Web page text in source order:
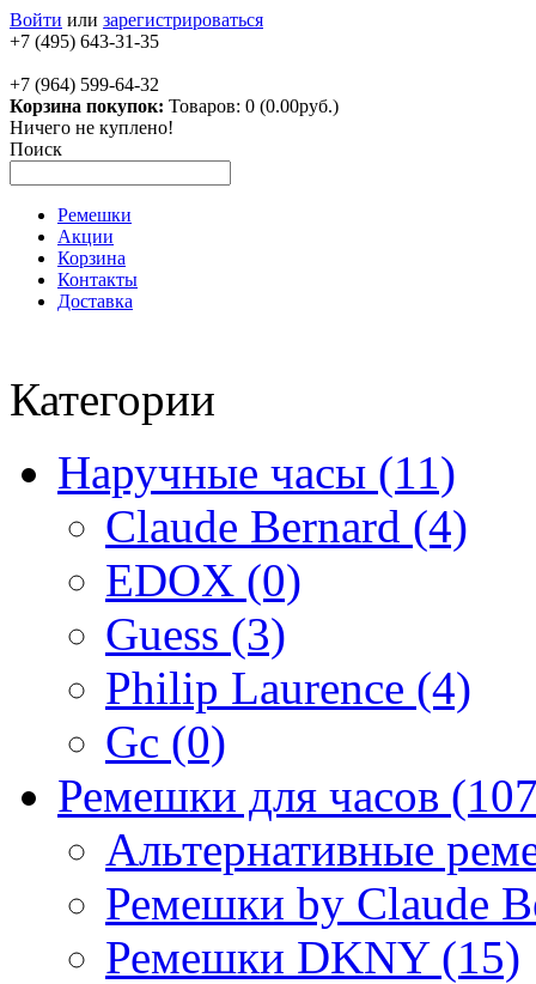
Войти или зарегистрироваться
+7 (495) 643-31-35
+7 (964) 599-64-32
Корзина покупок: Товаров: 0 (0.00руб.)
Ничего не куплено!
Поиск
Ремешки
Акции
Корзина
Контакты
Доставка
Категории
Наручные часы (11)
Claude Bernard (4)
EDOX (0)
Guess (3)
Philip Laurence (4)
Gc (0)
Ремешки для часов
Альтернативные
Ремешки by Claude
Ремешки DKNY (15)